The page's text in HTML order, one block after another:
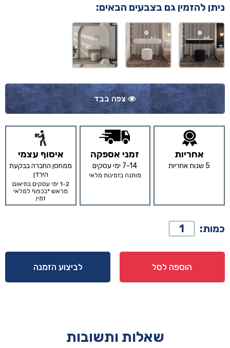
ניתן להזמין גם בצבעים הבאים:
צפה בבד
אחריות
5 שנות אחריות
זמני אספקה
7-14 ימי עסקים
מותנה בזמינות מלאי
איסוף עצמי
ממחסן החברה בבקעת
הירדן
1-2 ימי עסקים בתיאום
מראש *בכפוף למלאי
זמין
כמות: כמות
של
קומודה
דגם
הוספה לסל לביצוע הזמנה
שאלות ותשובות